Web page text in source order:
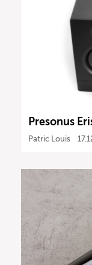
Presonus
Patric Louis